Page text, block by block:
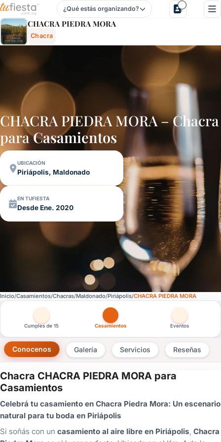
Chacra Piedra Mora - Chacra En Piriápolis, Maldonado,
¿Qué estás organizando?
CHACRA PIEDRA MORA
Chacra
CHACRA PIEDRA MORA – Chacra
paraCasamientos
UBICACIÓN
Piriápolis, Maldonado
EN TUFIESTA
Desde Ene. 2020
Inicio Casamientos Chacras Maldonado Piriápolis CHACRA PIEDRA MORA
Otras versiones de esta ficha por tipo de festejo
Cumples de 15 Casamientos Eventos
Conocenos Galería Servicios Reseñas
Chacra CHACRA PIEDRA MORA para
Casamientos
Celebrá tu casamiento en Chacra Piedra Mora: Un escenario
natural para tu boda en Piriápolis
Si soñás con un casamiento al aire libre en Piriápolis, Chacra
×
Consultar
tenés
cuenta?